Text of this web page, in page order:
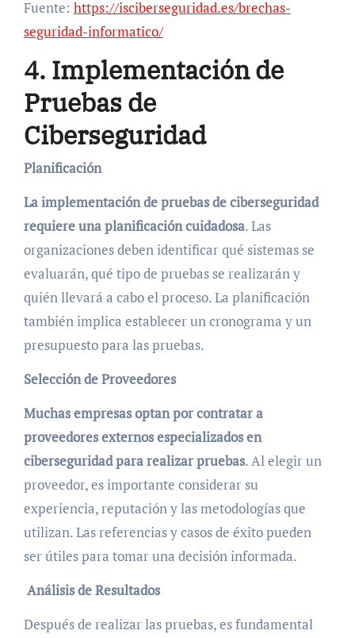
Fuente: https://isciberseguridad.es/brechas-
seguridad-informatico/
4. Implementación de
Pruebas de
Ciberseguridad
Planificación
La implementación de pruebas de ciberseguridad
requiere una planificación cuidadosa. Las
organizaciones deben identificar qué sistemas se
evaluarán, qué tipo de pruebas se realizarán y
quién llevará a cabo el proceso. La planificación
también implica establecer un cronograma y un
presupuesto para las pruebas.
Selección de Proveedores
Muchas empresas optan por contratar a
proveedores externos especializados en
ciberseguridad para realizar pruebas. Al elegir un
proveedor, es importante considerar su
experiencia, reputación y las metodologías que
utilizan. Las referencias y casos de éxito pueden
ser útiles para tomar una decisión informada.
Análisis de Resultados
Después de realizar las pruebas, es fundamental